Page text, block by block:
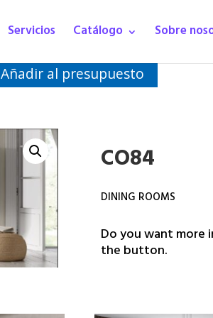
Servicios Catálogo Sobre
Añadir al presupuesto
CO84
DINING ROOMS
Do you want more
the button.